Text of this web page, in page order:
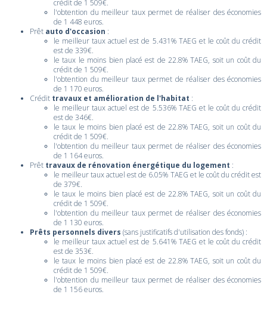
crédit de 1 509€.
l'obtention du meilleur taux permet de réaliser des économies
de 1 448 euros.
Prêt auto d'occasion :
le meilleur taux actuel est de 5.431% TAEG et le coût du crédit
est de 339€.
le taux le moins bien placé est de 22.8% TAEG, soit un coût du
crédit de 1 509€.
l'obtention du meilleur taux permet de réaliser des économies
de 1 170 euros.
Crédit travaux et amélioration de l'habitat :
le meilleur taux actuel est de 5.536% TAEG et le coût du crédit
est de 346€.
le taux le moins bien placé est de 22.8% TAEG, soit un coût du
crédit de 1 509€.
l'obtention du meilleur taux permet de réaliser des économies
de 1 164 euros.
Prêt travaux de rénovation énergétique du logement :
le meilleur taux actuel est de 6.05% TAEG et le coût du crédit est
de 379€.
le taux le moins bien placé est de 22.8% TAEG, soit un coût du
crédit de 1 509€.
l'obtention du meilleur taux permet de réaliser des économies
de 1 130 euros.
Prêts personnels divers (sans justificatifs d'utilisation des fonds) :
le meilleur taux actuel est de 5.641% TAEG et le coût du crédit
est de 353€.
le taux le moins bien placé est de 22.8% TAEG, soit un coût du
crédit de 1 509€.
l'obtention du meilleur taux permet de réaliser des économies
de 1 156 euros.